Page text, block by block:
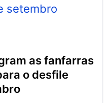
o desfile